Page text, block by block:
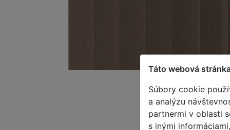
Táto webová
Súbory cookie
a analýzu
partnermi v oblasti
s inými